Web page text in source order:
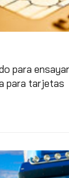
para
para tarjetas